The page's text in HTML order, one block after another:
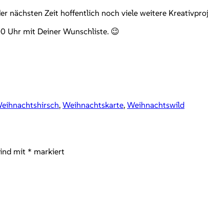
nächsten Zeit hoffentlich noch viele weitere
Uhr mit Deiner Wunschliste. 😉
, Weihnachtskarte, Weihnachtswild
mit * markiert